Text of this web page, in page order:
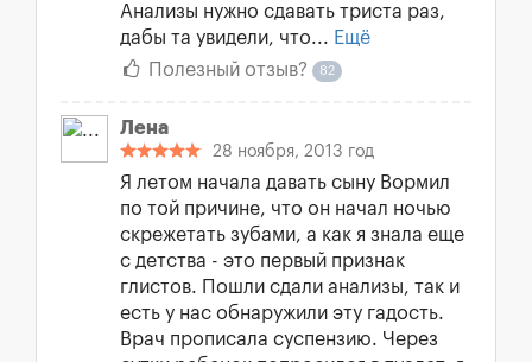
Анализы нужно сдавать триста раз,
дабы та увидели, что... Ещё
Полезный отзыв?
82
Лена
28 ноября, 2013 год
Я летом начала давать сыну Вормил
по той причине, что он начал ночью
скрежетать зубами, а как я знала еще
с детства - это первый признак
глистов. Пошли сдали анализы, так и
есть у нас обнаружили эту гадость.
Врач прописала суспензию. Через